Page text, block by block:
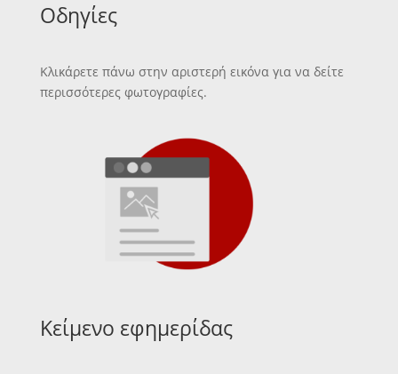
Οδηγίες
Κλικάρετε πάνω στην αριστερή εικόνα για να δείτε
περισσότερες φωτογραφίες.
Κείμενο εφημερίδας